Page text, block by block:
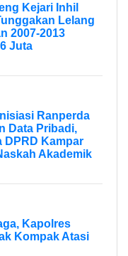
Kejari Inhil
Lelang
2007-2013
Juta
Ranperda
Data Pribadi,
DPRD Kampar
Akademik
Kapolres
Kompak Atasi